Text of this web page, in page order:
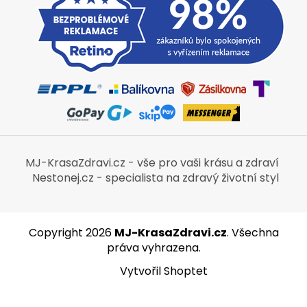
MJ-KrasaZdravi.cz - vše pro vaši krásu a zdraví
Nestonej.cz - specialista na zdravý životní styl
Vytvořil Shoptet
Copyright 2026 MJ-KrasaZdravi.cz. Všechna
práva vyhrazena.